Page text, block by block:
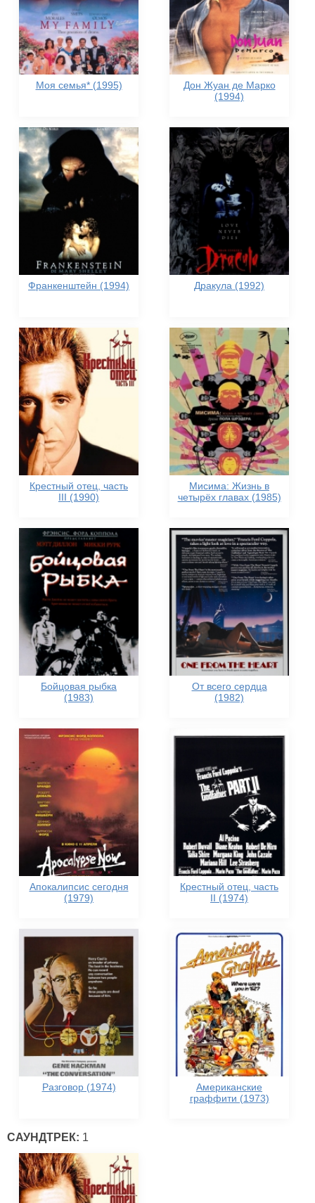
Моя семья* (1995)
Дон Жуан де Марко
(1994)
Франкенштейн (1994) Дракула (1992)
Крестный отец, часть
III (1990)
Мисима: Жизнь в
четырёх главах (1985)
Бойцовая рыбка
(1983)
От всего сердца
(1982)
Апокалипсис сегодня
(1979)
Крестный отец, часть
II (1974)
Разговор (1974)
Американские
граффити (1973)
САУНДТРЕК: 1